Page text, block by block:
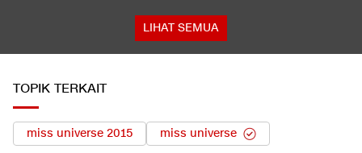
LIHAT SEMUA
TOPIK TERKAIT
miss universe 2015 miss universe